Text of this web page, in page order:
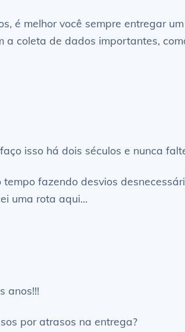
é melhor você sempre entregar
coleta de dados importantes,
isso há dois séculos e nunca
fazendo desvios
uma rota aqui…
anos!!!
por atrasos na entrega?